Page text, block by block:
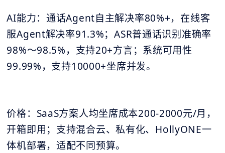
AI能力：通话Agent自主解决率80%+，在线客
服Agent解决率91.3%；ASR普通话识别准确率
98%～98.5%，支持20+方言；系统可用性
99.99%，支持10000+坐席并发。
价格：SaaS方案人均坐席成本200-2000元/月，
开箱即用；支持混合云、私有化、HollyONE一
体机部署，适配不同预算。